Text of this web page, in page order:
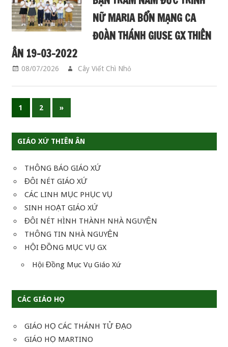
GIÁO XỨ THIÊN ÂN
THÔNG BÁO GIÁO XỨ
ĐÔI NÉT GIÁO XỨ
CÁC LINH MỤC PHỤC VỤ
SINH HOẠT GIÁO XỨ
ĐÔI NÉT HÌNH THÀNH NHÀ NGUYỆN
THÔNG TIN NHÀ NGUYỆN
HỘI ĐỒNG MỤC VỤ GX
Hội Đồng Mục Vụ Giáo Xứ
CÁC GIÁO HỌ
GIÁO HỌ CÁC THÁNH TỬ ĐẠO
GIÁO HỌ MARTINO
NỮ MARIA BỔN MẠNG CA
ĐOÀN THÁNH GIUSE GX THIÊN
ÂN 19-03-2022
08/07/2026 Cây Viết Chì Nhỏ
Phân
bài
viết
1 2
Next
Posts
»